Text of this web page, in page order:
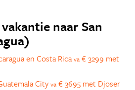
naar San
en Costa Rica va € 3299 met
City va € 3695 met Djoser